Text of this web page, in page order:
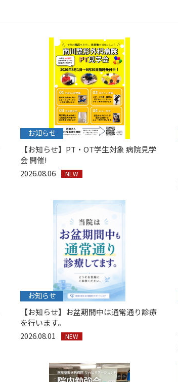
お知らせ
【お知らせ】PT・OT学生対象 病院見学
会 開催!
2026.08.06
NEW
お知らせ
【お知らせ】お盆期間中は通常通り診療
を行います。
2026.08.01
NEW